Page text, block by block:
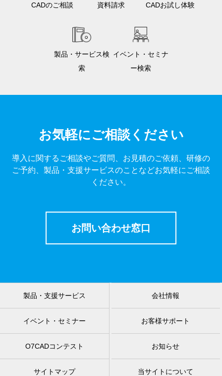
CADのご相談 資料請求 CADお試し体験
製品・サービス検
索
イベント・セミナ
ー検索
お気軽にご相談ください
導入に関するご相談やご質問、お見積のご依頼、研修の
ご予約、製品・支援サービスのことなどお気軽にご相談
ください。
お問い合わせ窓口
製品・支援サービス 会社情報
イベント・セミナー お客様サポート
O7CADコンテスト お知らせ
サイトマップ 当サイトについて